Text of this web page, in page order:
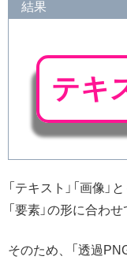
結果
テキ
「テキスト」「画像
「要素」の形に合わ
そのため、「透過